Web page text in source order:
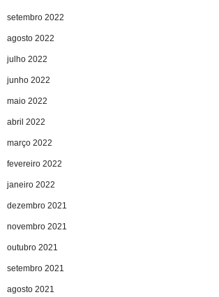
setembro 2022
agosto 2022
julho 2022
junho 2022
maio 2022
abril 2022
março 2022
fevereiro 2022
janeiro 2022
dezembro 2021
novembro 2021
outubro 2021
setembro 2021
agosto 2021